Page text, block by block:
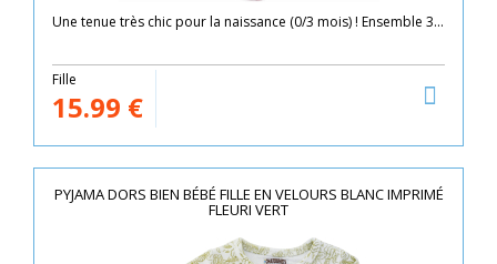
Une tenue très chic pour la naissance (0/3 mois) ! Ensemble 3...
Fille
15.99 €
PYJAMA DORS BIEN BÉBÉ FILLE EN VELOURS BLANC IMPRIMÉ
FLEURI VERT